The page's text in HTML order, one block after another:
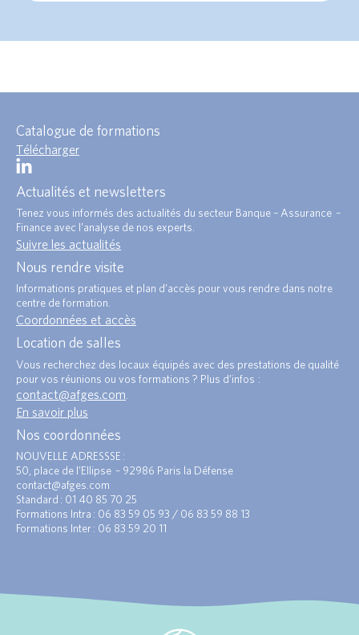
Catalogue de formations
Télécharger
Actualités et newsletters
Tenez vous informés des actualités du secteur Banque – Assurance –
Finance avec l’analyse de nos experts.
Suivre les actualités
Nous rendre visite
Informations pratiques et plan d’accès pour vous rendre dans notre
centre de formation.
Coordonnées et accès
Location de salles
Vous recherchez des locaux équipés avec des prestations de qualité
pour vos réunions ou vos formations ? Plus d’infos :
contact@afges.com
En savoir plus
Nos coordonnées
NOUVELLE ADRESSSE :
50, place de l’Ellipse – 92986 Paris la Défense
contact@afges.com
Standard : 01 40 85 70 25
Formations Intra : 06 83 59 05 93 / 06 83 59 88 13
Formations Inter : 06 83 59 20 11